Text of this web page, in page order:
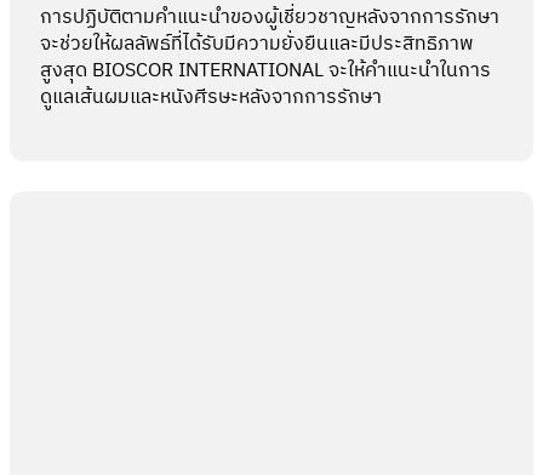
การปฏิบัติตามคำแนะนำของผู้เชี่ยวชาญหลังจากการรักษา
จะช่วยให้ผลลัพธ์ที่ได้รับมีความยั่งยืนและมีประสิทธิภาพ
สูงสุด BIOSCOR INTERNATIONAL จะให้คำแนะนำในการ
ดูแลเส้นผมและหนังศีรษะหลังจากการรักษา